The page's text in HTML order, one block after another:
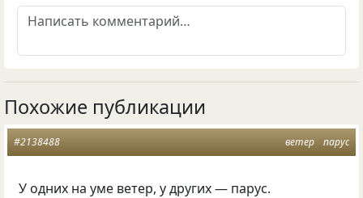
Похожие публикации
ветер парус
#2138488
У одних на уме ветер, у других — парус.